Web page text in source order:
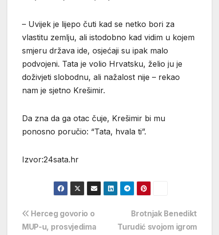
– Uvijek je lijepo čuti kad se netko bori za
vlastitu zemlju, ali istodobno kad vidim u kojem
smjeru država ide, osjećaji su ipak malo
podvojeni. Tata je volio Hrvatsku, želio ju je
doživjeti slobodnu, ali nažalost nije – rekao
nam je sjetno Krešimir.
Da zna da ga otac čuje, Krešimir bi mu
ponosno poručio: “Tata, hvala ti”.
Izvor:24sata.hr
Navigacija
Brotnjak Benedikt
Turudić svojom igrom
Herceg govorio o
MUP-u, prosvjedima